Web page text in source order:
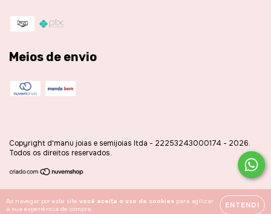
Ao navegar por este site você aceita o uso de cookies para agilizar
a sua experiência de compra.
ENTENDI
Meios de envio
Copyright d'manu joias e semijoias ltda - 22253243000174 - 2026.
Todos os direitos reservados.